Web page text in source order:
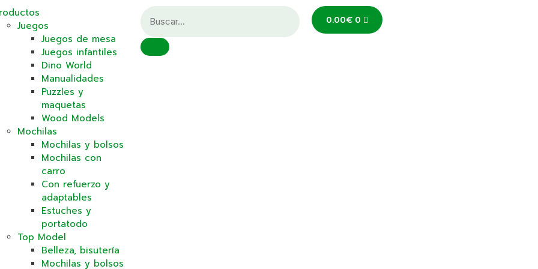
Juegos
Juegos de mesa
Juegos infantiles
Dino World
Manualidades
Puzzles y
maquetas
Wood Models
Mochilas
Mochilas y bolsos
Mochilas con
carro
Con refuerzo y
adaptables
Estuches y
portatodo
Top Model
Belleza, bisutería
Mochilas y bolsos
0.00€ 0